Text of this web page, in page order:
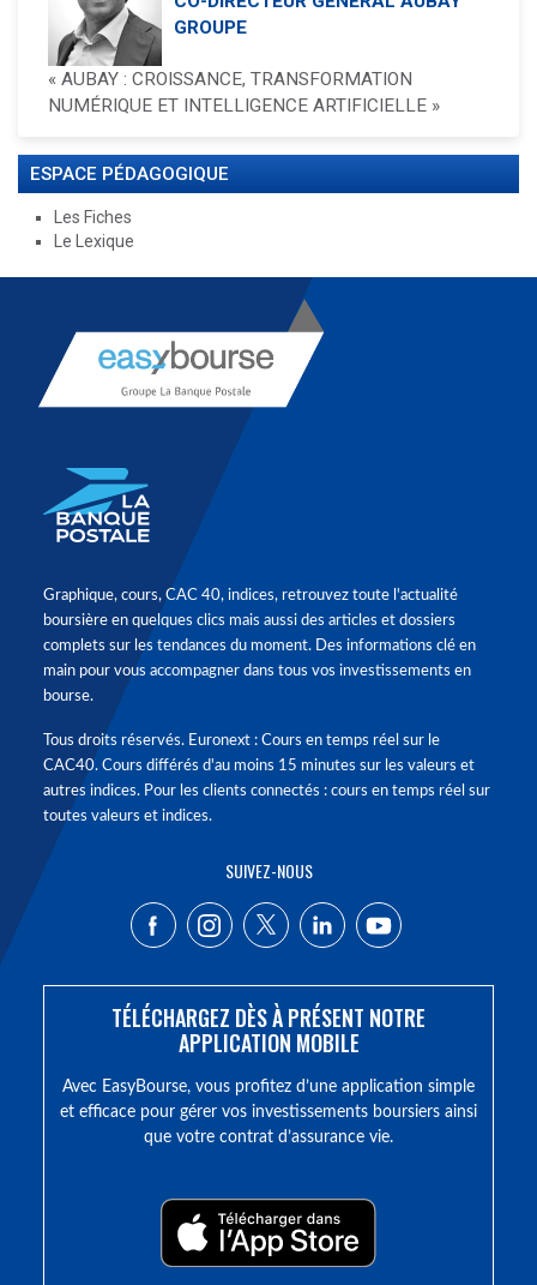
GROUPE
« AUBAY : CROISSANCE, TRANSFORMATION
NUMÉRIQUE ET INTELLIGENCE ARTIFICIELLE »
ESPACE PÉDAGOGIQUE
Les Fiches
Le Lexique
Graphique, cours, CAC 40, indices, retrouvez toute l'actualité
boursière en quelques clics mais aussi des articles et dossiers
complets sur les tendances du moment. Des informations clé en
main pour vous accompagner dans tous vos investissements en
bourse.
Tous droits réservés. Euronext : Cours en temps réel sur le
CAC40. Cours différés d'au moins 15 minutes sur les valeurs et
autres indices. Pour les clients connectés : cours en temps réel sur
toutes valeurs et indices.
SUIVEZ-NOUS
TÉLÉCHARGEZ DÈS À PRÉSENT NOTRE
APPLICATION MOBILE
Avec EasyBourse, vous profitez d’une application simple
et efficace pour gérer vos investissements boursiers ainsi
que votre contrat d’assurance vie.